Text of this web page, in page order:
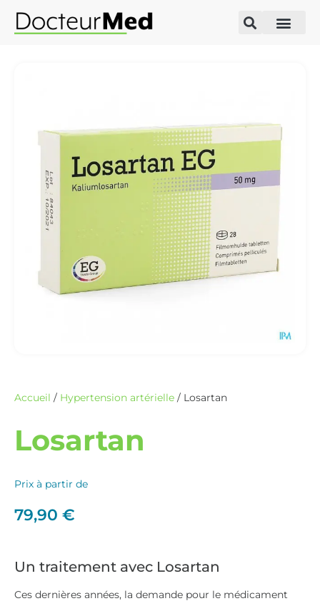
Accueil / Hypertension artérielle / Losartan
Losartan
Prix à partir de
79,90 €
Un traitement avec Losartan
Ces dernières années, la demande pour le médicament